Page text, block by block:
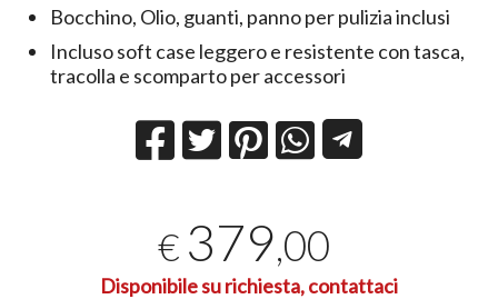
Bocchino, Olio, guanti, panno per pulizia inclusi
Incluso soft case leggero e resistente con tasca,
tracolla e scomparto per accessori
€ 379,00
Disponibile su richiesta, contattaci